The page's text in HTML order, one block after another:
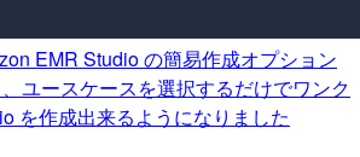
EMR Studio の簡易作成オプション
ユースケースを選択するだけでワンク
を作成出来るようになりました